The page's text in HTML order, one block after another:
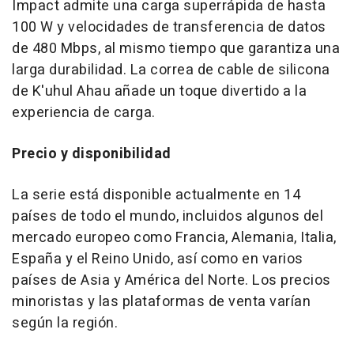
Impact admite una carga superrápida de hasta
100 W y velocidades de transferencia de datos
de 480 Mbps, al mismo tiempo que garantiza una
larga durabilidad. La correa de cable de silicona
de K'uhul Ahau añade un toque divertido a la
experiencia de carga.
Precio y disponibilidad
La serie está disponible actualmente en 14
países de todo el mundo, incluidos algunos del
mercado europeo como Francia, Alemania, Italia,
España y el Reino Unido, así como en varios
países de Asia y América del Norte. Los precios
minoristas y las plataformas de venta varían
según la región.